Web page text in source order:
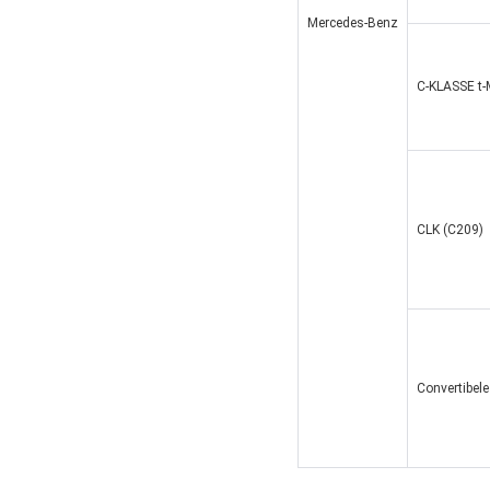
Mercedes-Benz
C-KLASSE
CLK (C209)